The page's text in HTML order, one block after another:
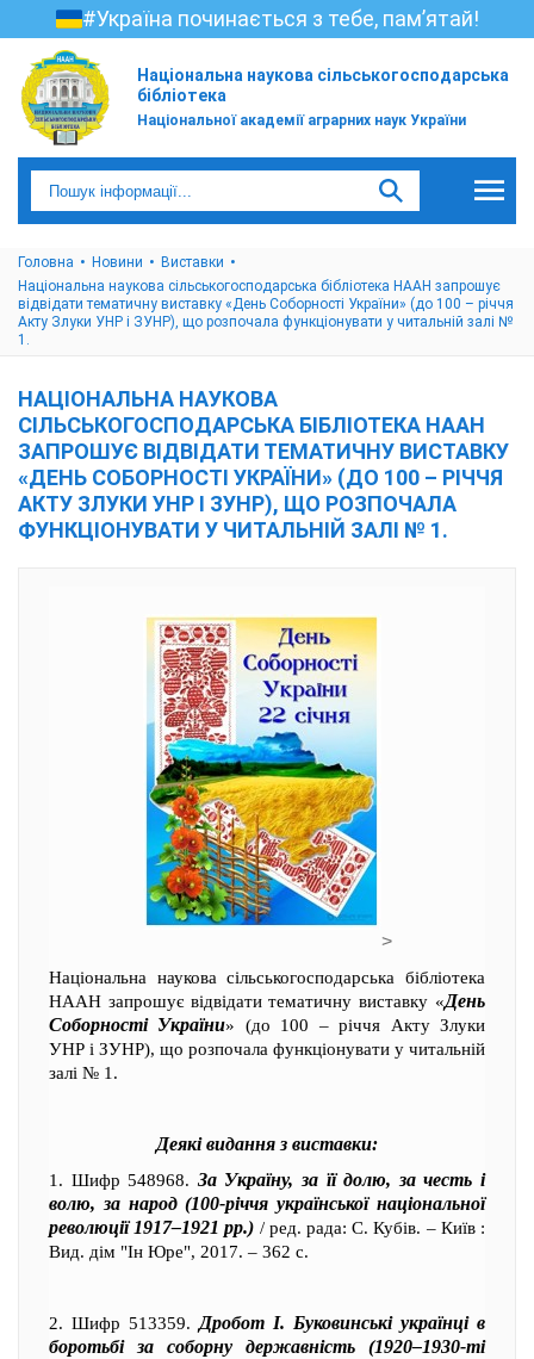
#Україна починається з тебе, пам’ятай!
Національна наукова сільськогосподарська
бібліотека
Національної академії аграрних наук України
Головна Новини
Виставки
Національна наукова сільськогосподарська бібліотека НААН запрошує
відвідати тематичну виставку «День Соборності України» (до 100 – річчя
Акту Злуки УНР і ЗУНР), що розпочала функціонувати у читальній залі №
1.
НАЦІОНАЛЬНА НАУКОВА
СІЛЬСЬКОГОСПОДАРСЬКА БІБЛІОТЕКА НААН
ЗАПРОШУЄ ВІДВІДАТИ ТЕМАТИЧНУ ВИСТАВКУ
«ДЕНЬ СОБОРНОСТІ УКРАЇНИ» (ДО 100 – РІЧЧЯ
АКТУ ЗЛУКИ УНР І ЗУНР), ЩО РОЗПОЧАЛА
ФУНКЦІОНУВАТИ У ЧИТАЛЬНІЙ ЗАЛІ № 1.
>
Національна наукова сільськогосподарська бібліотека
НААН запрошує відвідати тематичну виставку «День
Соборності України» (до 100 – річчя Акту Злуки
УНР і ЗУНР), що розпочала функціонувати у читальній
залі № 1.
Деякі видання з виставки:
1. Шифр 548968. За Україну, за її долю, за честь і
волю, за народ (100-річчя української національної
революції 1917–1921 рр.) / ред. рада: С. Кубів. – Київ :
Вид. дім "Ін Юре", 2017. – 362 c.
2. Шифр 513359. Дробот І. Буковинські українці в
боротьбі за соборну державність (1920–1930-ті